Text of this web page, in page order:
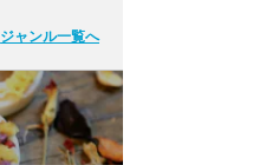
ジャンル一覧へ